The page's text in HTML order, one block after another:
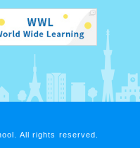
All rights reserved.